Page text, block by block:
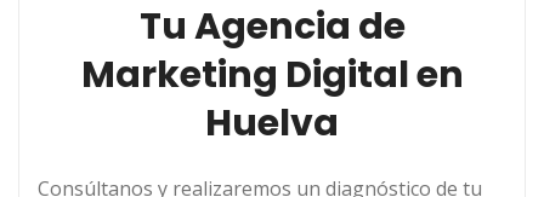
Tu Agencia de
Marketing Digital en
Huelva
Consúltanos y realizaremos un diagnóstico de tu